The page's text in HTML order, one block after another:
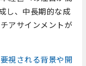
し、中長期的な成
アサインメントが
視される背景や開